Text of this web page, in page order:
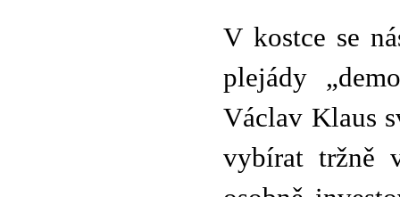
V kostce se
plejády
Václav Klaus
vybírat tržně